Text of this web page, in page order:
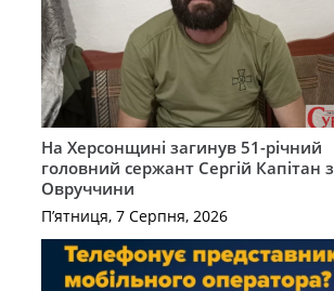
На Херсонщині загинув 51-річний
головний сержант Сергій Капітан з
Овруччини
П’ятниця, 7 Серпня, 2026